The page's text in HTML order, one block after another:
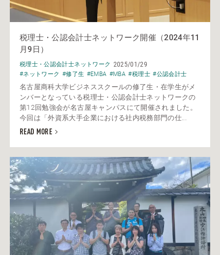
税理士・公認会計士ネットワーク開催（2024年11
月9日）
税理士・公認会計士ネットワーク 2025/01/29
#ネットワーク #修了生 #EMBA #MBA #税理士 #公認会計士
名古屋商科大学ビジネススクールの修了生・在学生がメ
ンバーとなっている税理士・公認会計士ネットワークの
第12回勉強会が名古屋キャンパスにて開催されました。
今回は「外資系大手企業における社内税務部門の仕...
READ MORE